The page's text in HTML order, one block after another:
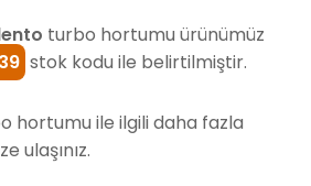
turbo hortumu ürünümüz
stok kodu ile belirtilmiştir.
hortumu ile ilgili daha fazla
ulaşınız.